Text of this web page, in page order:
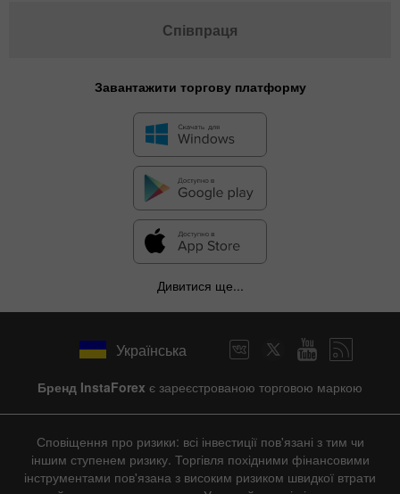
Співпраця
Завантажити торгову платформу
Дивитися ще...
Українська
Бренд InstaForex є зареєстрованою торговою маркою
Сповіщення про ризики: всі інвестиції пов'язані з тим чи
іншим ступенем ризику. Торгівля похідними фінансовими
інструментами пов'язана з високим ризиком швидкої втрати